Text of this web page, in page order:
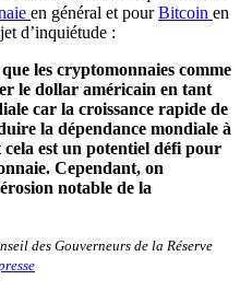
en général et pourBitcoin en
d’inquiétude :
les cryptomonnaies comme
le dollar américain en tant
car la croissance rapide de
la dépendance mondiale à
est un potentiel défi pour
Cependant, on
notable de la
des Gouverneurs de la Réserve